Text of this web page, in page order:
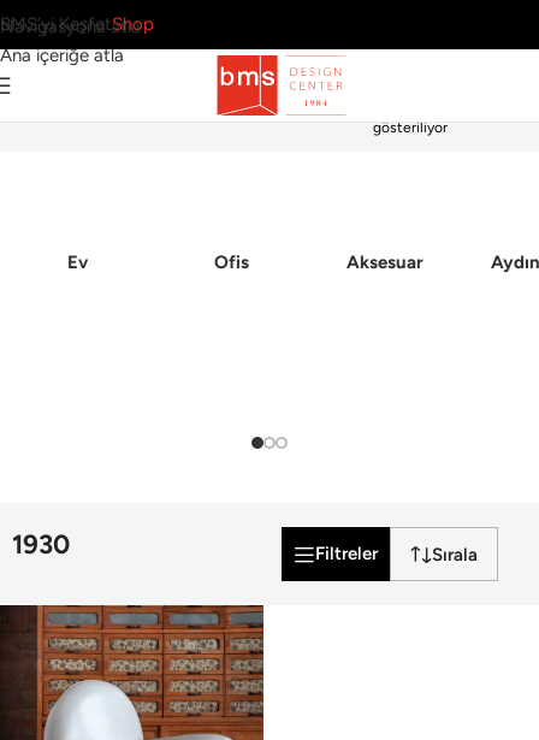
Navigasyona atla
Ana içeriğe atla
BMS’yi KeşfetShop
gösteriliyor
Ev Ofis Aksesuar
1930 Filtreler